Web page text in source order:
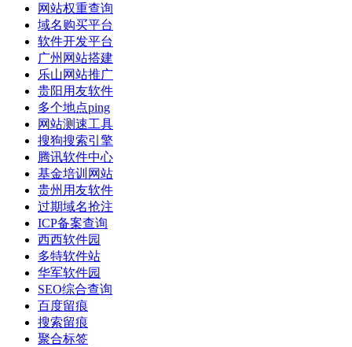
网站权重查询
域名购买平台
软件开发平台
广州网站搭建
乐山网站推广
贵阳用友软件
多个地点ping
网站测速工具
搜狗搜索引擎
腾讯软件中心
基金培训网站
贵州用友软件
过期域名抢注
ICP备案查询
西西软件园
多特软件站
华军软件园
SEO综合查询
百度留痕
搜索留痕
聚合标签